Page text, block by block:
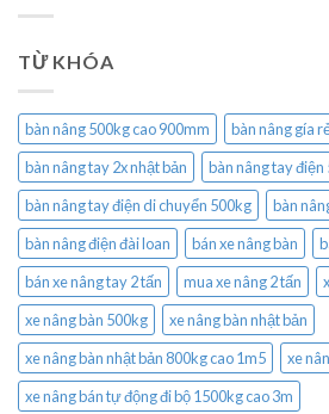
TỪ KHÓA
bàn nâng 500kg cao 900mm bàn nâng gía
bàn nâng tay 2x nhật bản
bàn nâng tay điện
bàn nâng tay điện di chuyển 500kg
bàn
bàn nâng điện đài loan
bán xe nâng bàn
bán xe nâng tay 2 tấn
mua xe nâng 2 tấn
xe nâng bàn 500kg
xe nâng bàn nhật bản
xe nâng bàn nhật bản 800kg cao 1m5
xe
xe nâng bán tự động đi bộ 1500kg cao 3m